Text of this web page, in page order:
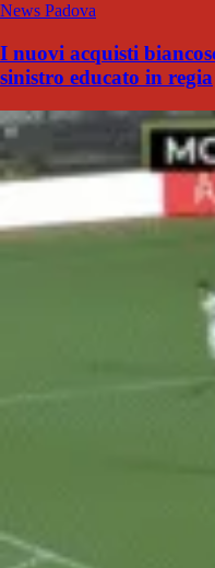
News Padova
I nuovi acquisti
sinistro educato in regia